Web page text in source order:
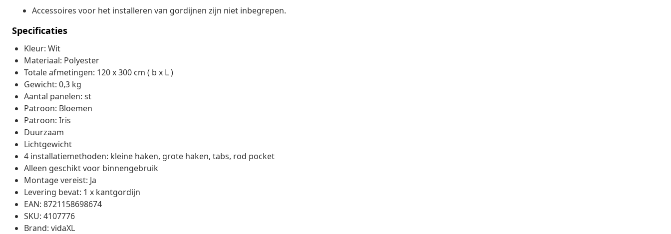
Accessoires voor het installeren van gordijnen zijn niet inbegrepen.
Specificaties
Kleur: Wit
Materiaal: Polyester
Totale afmetingen: 120 x 300 cm ( b x L )
Gewicht: 0,3 kg
Aantal panelen: st
Patroon: Bloemen
Patroon: Iris
Duurzaam
Lichtgewicht
4 installatiemethoden: kleine haken, grote haken, tabs, rod pocket
Alleen geschikt voor binnengebruik
Montage vereist: Ja
Levering bevat: 1 x kantgordijn
EAN: 8721158698674
SKU: 4107776
Brand: vidaXL